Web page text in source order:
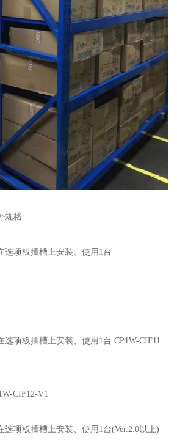
规格
选项板插槽上安装、使用1台
选项板插槽上安装、使用1台 CP1W-CIF11
CIF12-V1
选项板插槽上安装、使用1台(Ver.2.0以上)